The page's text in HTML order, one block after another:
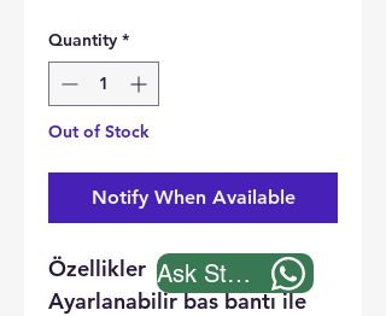
Quantity *
Out of Stock
Notify When Available
Özellikler
Ayarlanabilir bas bantı ile
Ask Stock